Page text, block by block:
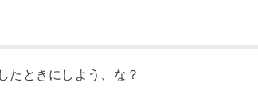
たときにしよう、な？